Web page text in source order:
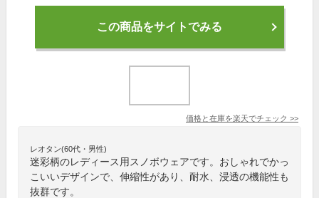
この商品をサイトでみる
価格と在庫を楽天でチェック >>
レオタン(60代・男性)
迷彩柄のレディース用スノボウェアです。おしゃれでかっ
こいいデザインで、伸縮性があり、耐水、浸透の機能性も
抜群です。